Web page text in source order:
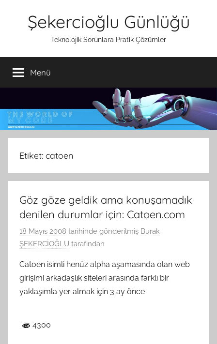
Şekercioğlu Günlüğü
Teknolojik Sorunlara Pratik Çözümler
Menü
Etiket: catoen
Göz göze geldik ama konuşamadık
denilen durumlar için: Catoen.com
18 Mayıs 2008 tarihinde gönderilmiş Burak
ŞEKERCİOĞLU tarafından
Catoen isimli henüz alpha aşamasında olan web
girişimi arkadaşlık siteleri arasında farklı bir
yaklaşımla yer almak için 3 ay önce
4300